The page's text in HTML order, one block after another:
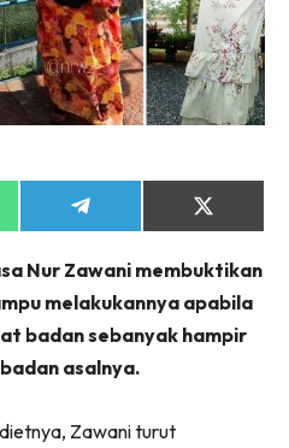
Share
on
Share
on
(Twitter)
Nur Zawani membuktikan
melakukannya apabila
badan sebanyak hampir
asalnya.
Zawani turut